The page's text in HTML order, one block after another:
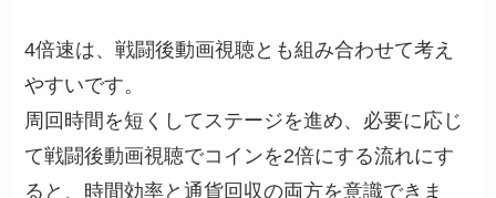
4倍速は、戦闘後動画視聴とも組み合わせて考え
やすいです。
周回時間を短くしてステージを進め、必要に応じ
て戦闘後動画視聴でコインを2倍にする流れにす
ると、時間効率と通貨回収の両方を意識できま